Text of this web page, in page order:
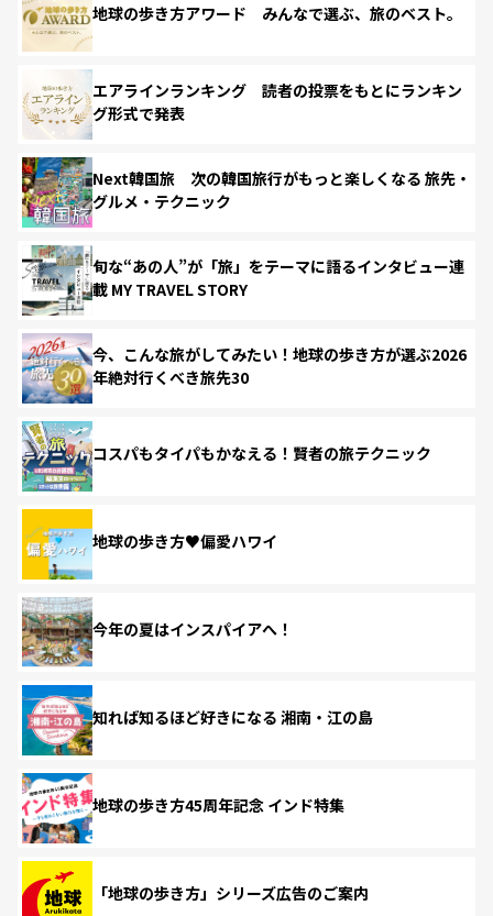
地球の歩き方アワード みんなで選ぶ、旅のベスト。
エアラインランキング 読者の投票をもとにランキン
グ形式で発表
Next韓国旅 次の韓国旅行がもっと楽しくなる 旅先・
グルメ・テクニック
旬な“あの人”が「旅」をテーマに語るインタビュー連
載 MY TRAVEL STORY
今、こんな旅がしてみたい！地球の歩き方が選ぶ2026
年絶対行くべき旅先30
コスパもタイパもかなえる！賢者の旅テクニック
地球の歩き方♥偏愛ハワイ
今年の夏はインスパイアへ！
知れば知るほど好きになる 湘南・江の島
地球の歩き方45周年記念 インド特集
「地球の歩き方」シリーズ広告のご案内